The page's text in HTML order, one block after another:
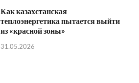
Как казахстанская
теплоэнергетика пытается выйти
из «красной зоны»
31.05.2026